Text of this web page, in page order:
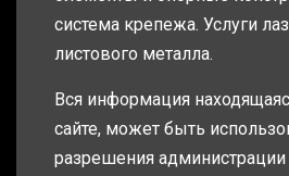
система крепежа. Услуги
листового металла.
Вся информация
сайте, может быть
разрешения администрации